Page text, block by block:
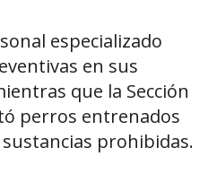
especializado
en sus
que la Sección
perros entrenados
prohibidas.